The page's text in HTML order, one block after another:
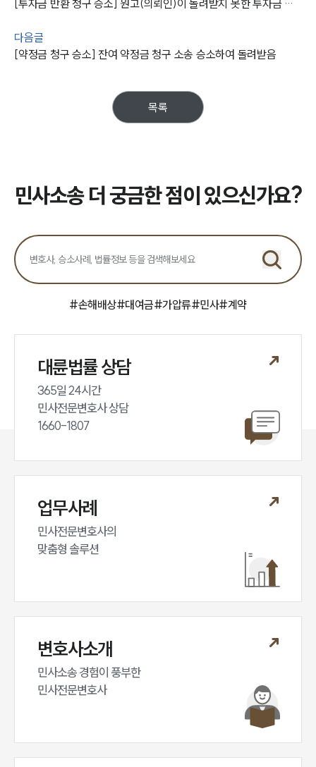
손해배상 · 민사전문변호사
소식/자료
언론보도
뉴스레터/브로슈어
세미나
[투자금 반환 청구 승소] 원고(의뢰인)이 돌려받지 못한 투자금 전액 돌려받음
다음글
[약정금 청구 승소] 잔여 약정금 청구 소송 승소하여 돌려받음
목록
민사소송 더 궁금한 점이 있으신가요?
#손해배상#대여금#가압류#민사#계약
대륜법률 상담
365일 24시간
민사전문변호사 상담
1660-1807
업무사례
민사전문변호사의
맞춤형 솔루션
변호사소개
민사소송 경험이 풍부한
민사전문변호사